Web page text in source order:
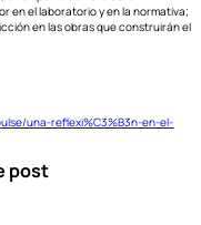
en el laboratorio y en la normativa;
en las obras que construirán el
una-reflexi%C3%B3n-en-el-
post